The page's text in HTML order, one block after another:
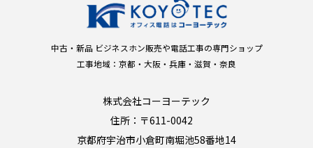
中古・新品 ビジネスホン販売や電話工事の専門ショップ
工事地域：京都・大阪・兵庫・滋賀・奈良
株式会社コーヨーテック
住所：〒611-0042
京都府宇治市小倉町南堀池58番地14